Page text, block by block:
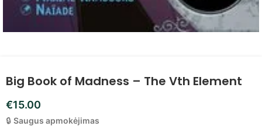
Big Book of Madness – The Vth Element
€15.00
🔒 Saugus apmokėjimas